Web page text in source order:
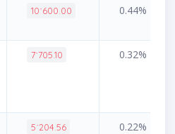
10˙600.00 0.44%
7˙705.10 0.32%
5˙204.56 0.22%